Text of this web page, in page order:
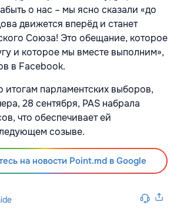
о нас – мы ясно сказали «до
движется вперёд и станет
Союза! Это обещание, которое
и которое мы вместе выполним»,
в Facebook.
итогам парламентских выборов,
28 сентября, PAS набрала
что обеспечивает ей
созыве.
на новости Point.md в Google